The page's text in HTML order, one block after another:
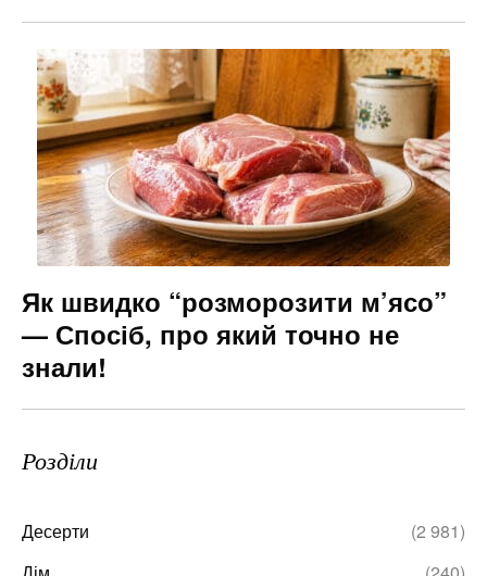
Як швидко “розморозити м’ясо”
— Спосіб, про який точно не
знали!
Розділи
Десерти
(2 981)